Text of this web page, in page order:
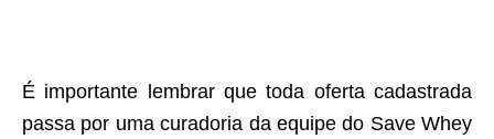
É importante lembrar que toda oferta cadastrada
passa por uma curadoria da equipe do Save Whey